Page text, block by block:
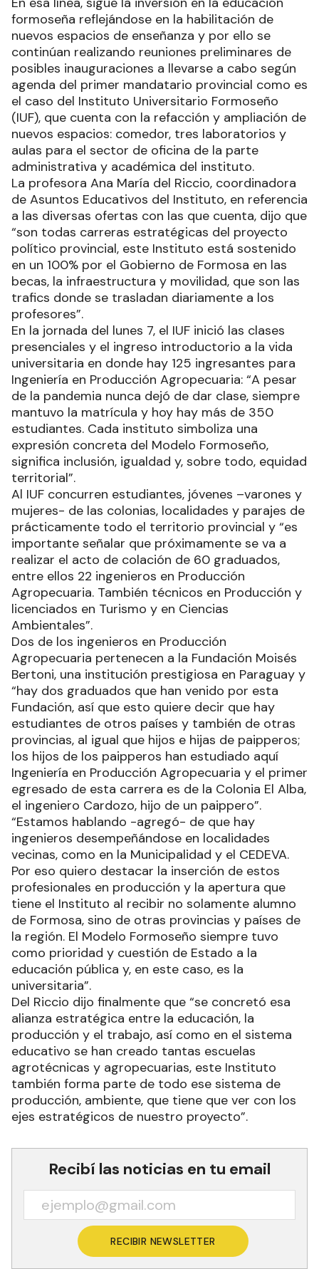
necesidades.
En esa línea, sigue la inversión en la educación
formoseña reflejándose en la habilitación de
nuevos espacios de enseñanza y por ello se
continúan realizando reuniones preliminares de
posibles inauguraciones a llevarse a cabo según
agenda del primer mandatario provincial como es
el caso del Instituto Universitario Formoseño
(IUF), que cuenta con la refacción y ampliación de
nuevos espacios: comedor, tres laboratorios y
aulas para el sector de oficina de la parte
administrativa y académica del instituto.
La profesora Ana María del Riccio, coordinadora
de Asuntos Educativos del Instituto, en referencia
a las diversas ofertas con las que cuenta, dijo que
“son todas carreras estratégicas del proyecto
político provincial, este Instituto está sostenido
en un 100% por el Gobierno de Formosa en las
becas, la infraestructura y movilidad, que son las
trafics donde se trasladan diariamente a los
profesores”.
En la jornada del lunes 7, el IUF inició las clases
presenciales y el ingreso introductorio a la vida
universitaria en donde hay 125 ingresantes para
Ingeniería en Producción Agropecuaria: “A pesar
de la pandemia nunca dejó de dar clase, siempre
mantuvo la matrícula y hoy hay más de 350
estudiantes. Cada instituto simboliza una
expresión concreta del Modelo Formoseño,
significa inclusión, igualdad y, sobre todo, equidad
territorial”.
Al IUF concurren estudiantes, jóvenes –varones y
mujeres- de las colonias, localidades y parajes de
prácticamente todo el territorio provincial y “es
importante señalar que próximamente se va a
realizar el acto de colación de 60 graduados,
entre ellos 22 ingenieros en Producción
Agropecuaria. También técnicos en Producción y
licenciados en Turismo y en Ciencias
Ambientales”.
Dos de los ingenieros en Producción
Agropecuaria pertenecen a la Fundación Moisés
Bertoni, una institución prestigiosa en Paraguay y
“hay dos graduados que han venido por esta
Fundación, así que esto quiere decir que hay
estudiantes de otros países y también de otras
provincias, al igual que hijos e hijas de paipperos;
los hijos de los paipperos han estudiado aquí
Ingeniería en Producción Agropecuaria y el primer
egresado de esta carrera es de la Colonia El Alba,
el ingeniero Cardozo, hijo de un paippero”.
“Estamos hablando -agregó- de que hay
ingenieros desempeñándose en localidades
vecinas, como en la Municipalidad y el CEDEVA.
Por eso quiero destacar la inserción de estos
profesionales en producción y la apertura que
tiene el Instituto al recibir no solamente alumno
de Formosa, sino de otras provincias y países de
la región. El Modelo Formoseño siempre tuvo
como prioridad y cuestión de Estado a la
educación pública y, en este caso, es la
universitaria”.
Del Riccio dijo finalmente que “se concretó esa
alianza estratégica entre la educación, la
producción y el trabajo, así como en el sistema
educativo se han creado tantas escuelas
agrotécnicas y agropecuarias, este Instituto
también forma parte de todo ese sistema de
ejes estratégicos de nuestro proyecto”.
Recibí las noticias en tu email